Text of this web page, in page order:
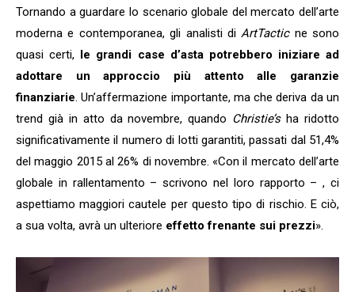
Tornando a guardare lo scenario globale del mercato dell’arte
moderna e contemporanea, gli analisti di ArtTacticne sono
quasi certi, le grandi case d’asta potrebbero iniziare ad
adottare un approccio più attento alle garanzie
finanziarie . Un’affermazione importante, ma che deriva da un
trend già in atto da novembre, quando Christie’sha ridotto
significativamente il numero di lotti garantiti, passati dal 51,4%
del maggio 2015 al 26% di novembre. «Con il mercato dell’arte
globale in rallentamento – scrivono nel loro rapporto – , ci
aspettiamo maggiori cautele per questo tipo di rischio. E ciò,
a sua volta, avrà un ulteriore effetto frenante sui prezzi».